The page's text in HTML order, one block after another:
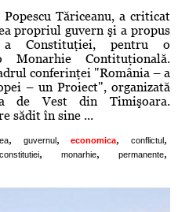
Tăriceanu, a criticat
propriul guvern şi a propus
Constituţiei, pentru o
Contituţională.
conferinţei "România – a
– un Proiect", organizată
de Vest din Timişoara.
sădit în sine ...
, guvernul, economica, conflictul ,
constitutiei, monarhie, permanente,